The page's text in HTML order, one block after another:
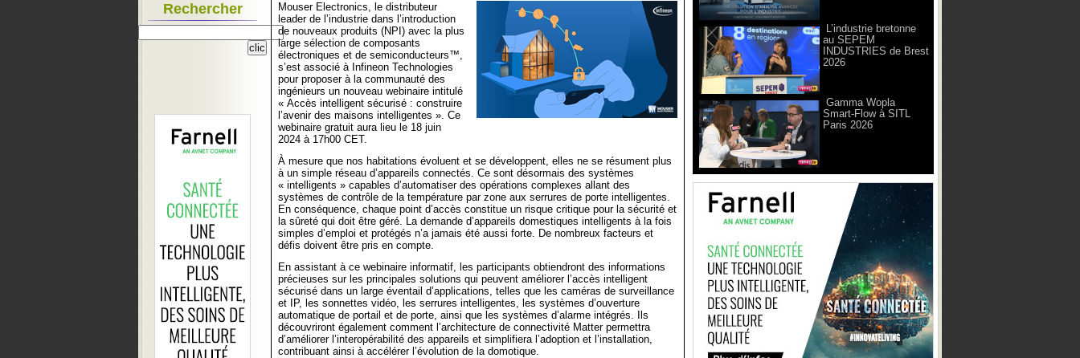
Rechercher
Mouser Electronics, le distributeur
leader de l’industrie dans l’introduction
de nouveaux produits (NPI) avec la plus
large sélection de composants
électroniques et de semiconducteurs™,
s’est associé à Infineon Technologies
pour proposer à la communauté des
ingénieurs un nouveau webinaire intitulé
« Accès intelligent sécurisé : construire
l’avenir des maisons intelligentes ». Ce
webinaire gratuit aura lieu le 18 juin
2024 à 17h00 CET.
À mesure que nos habitations évoluent et se développent, elles ne se résument plus
à un simple réseau d’appareils connectés. Ce sont désormais des systèmes
« intelligents » capables d’automatiser des opérations complexes allant des
systèmes de contrôle de la température par zone aux serrures de porte intelligentes.
En conséquence, chaque point d’accès constitue un risque critique pour la sécurité et
la sûreté qui doit être géré. La demande d’appareils domestiques intelligents à la fois
simples d’emploi et protégés n’a jamais été aussi forte. De nombreux facteurs et
défis doivent être pris en compte.
En assistant à ce webinaire informatif, les participants obtiendront des informations
précieuses sur les principales solutions qui peuvent améliorer l’accès intelligent
sécurisé dans un large éventail d’applications, telles que les caméras de surveillance
et IP, les sonnettes vidéo, les serrures intelligentes, les systèmes d’ouverture
automatique de portail et de porte, ainsi que les systèmes d’alarme intégrés. Ils
découvriront également comment l’architecture de connectivité Matter permettra
d’améliorer l’interopérabilité des appareils et simplifiera l’adoption et l’installation,
contribuant ainsi à accélérer l’évolution de la domotique.
L’industrie bretonne
au SEPEM
INDUSTRIES de Brest
2026
Gamma Wopla
Smart-Flow à SITL
Paris 2026